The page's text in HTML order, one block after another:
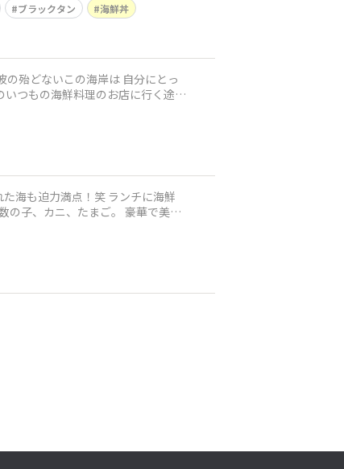
ブラックタン 海鮮丼
点！笑 ランチに海鮮
の子、カニ、たまご。 豪華で美味